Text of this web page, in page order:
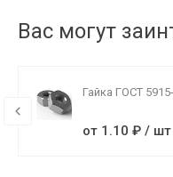
Вас могут
Гайка ГОСТ
от 1.10 ₽ / шт